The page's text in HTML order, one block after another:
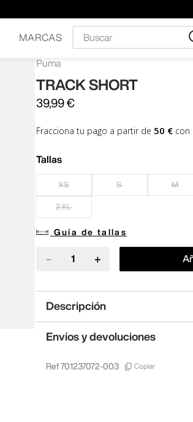
MARCAS
Puma
TRACK SHORT
39,99 €
Fracciona tu pago a partir de 50 €con
Tallas
XS S M
2XL
Guía de tallas
＋
－
Descripción
Envíos y devoluciones
Ref 701237072-003 Copiar